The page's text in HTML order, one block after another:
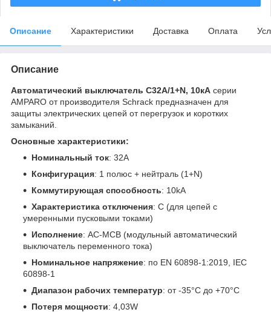
Описание Характеристики Доставка Оплата
Описание
Автоматический выключатель C32А/1+N, 10кА серии
AMPARO от производителя Schrack предназначен для
защиты электрических цепей от перегрузок и коротких
замыканий.
Основные характеристики:
Номинальный ток: 32A
Конфигурация: 1 полюс + нейтраль (1+N)
Коммутирующая способность: 10kA
Характеристика отключения: C (для цепей с
умеренными пусковыми токами)
Исполнение: AC-MCB (модульный автоматический
выключатель переменного тока)
Номинальное напряжение: по EN 60898-1:2019, IEC
60898-1
Диапазон рабочих температур: от -35°C до +70°C
Потеря мощности: 4,03W